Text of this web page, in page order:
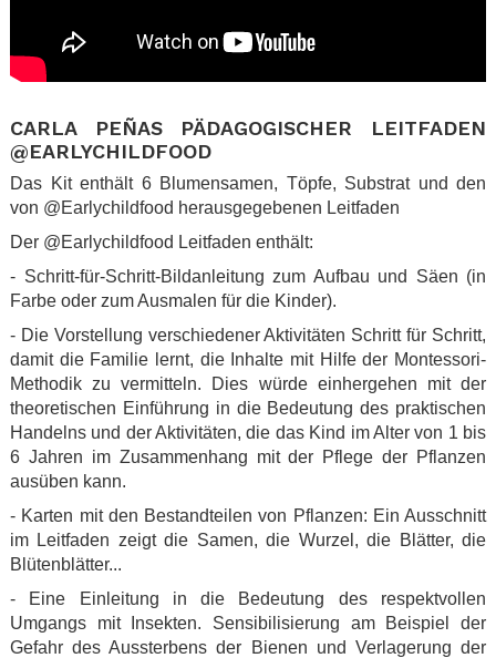
CARLA PEÑAS PÄDAGOGISCHER LEITFADEN
@EARLYCHILDFOOD
Das Kit enthält 6 Blumensamen, Töpfe, Substrat und den
von @Earlychildfood herausgegebenen Leitfaden
Der @Earlychildfood Leitfaden enthält:
- Schritt-für-Schritt-Bildanleitung zum Aufbau und Säen (in
Farbe oder zum Ausmalen für die Kinder).
- Die Vorstellung verschiedener Aktivitäten Schritt für Schritt,
damit die Familie lernt, die Inhalte mit Hilfe der Montessori-
Methodik zu vermitteln. Dies würde einhergehen mit der
theoretischen Einführung in die Bedeutung des praktischen
Handelns und der Aktivitäten, die das Kind im Alter von 1 bis
6 Jahren im Zusammenhang mit der Pflege der Pflanzen
ausüben kann.
- Karten mit den Bestandteilen von Pflanzen: Ein Ausschnitt
im Leitfaden zeigt die Samen, die Wurzel, die Blätter, die
Blütenblätter...
- Eine Einleitung in die Bedeutung des respektvollen
Umgangs mit Insekten. Sensibilisierung am Beispiel der
Gefahr des Aussterbens der Bienen und Verlagerung der